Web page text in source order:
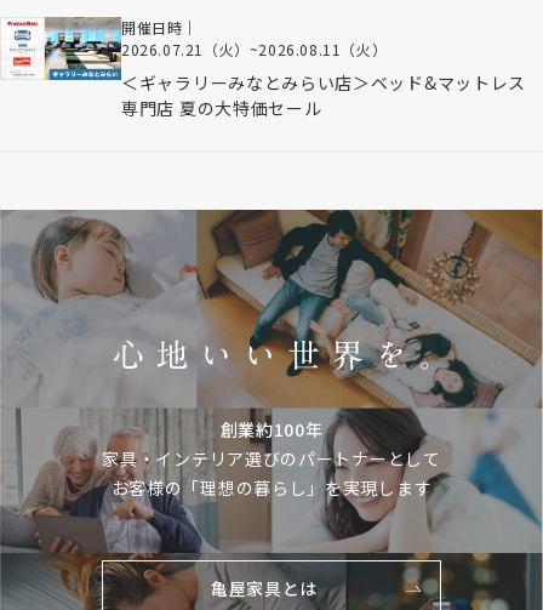
開催日時｜
2026.07.21（火） ~2026.08.11（火）
＜ギャラリーみなとみらい店＞ベッド&マットレス
専門店 夏の大特価セール
創業約100年
家具・インテリア選びのパートナーとして
お客様の「理想の暮らし」を実現します
亀屋家具とは